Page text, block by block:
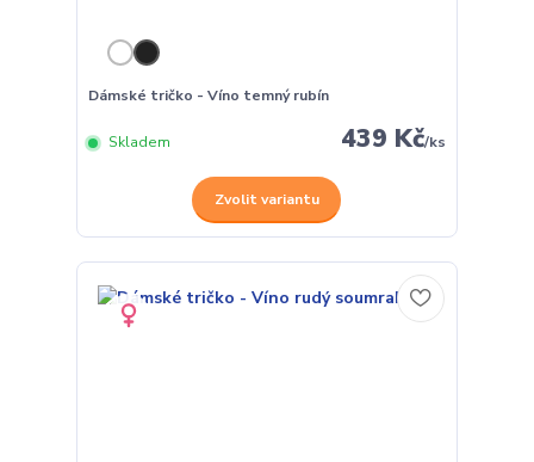
Dámské tričko - Víno temný rubín
439 Kč/ks
Skladem
Zvolit variantu